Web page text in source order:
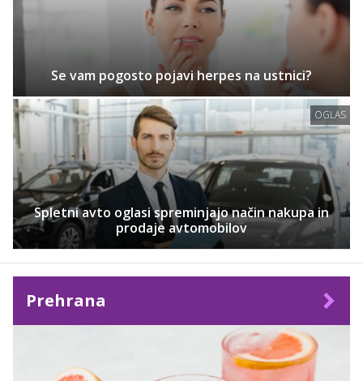
Se vam pogosto pojavi herpes na ustnici?
OGLAS
Spletni avto oglasi spreminjajo način nakupa in
prodaje avtomobilov
Prehrana